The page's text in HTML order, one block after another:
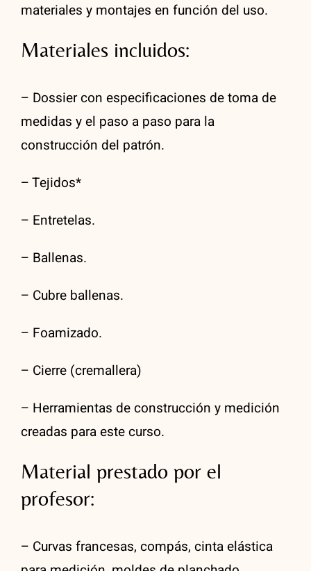
materiales y montajes en función del uso.
Materiales incluidos:
– Dossier con especificaciones de toma de
medidas y el paso a paso para la
construcción del patrón.
– Tejidos*
– Entretelas.
– Ballenas.
– Cubre ballenas.
– Foamizado.
– Cierre (cremallera)
– Herramientas de construcción y medición
creadas para este curso.
Material prestado por el
profesor:
– Curvas francesas, compás, cinta elástica